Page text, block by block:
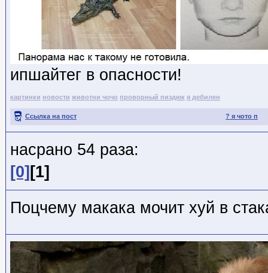
ипшайтег в опасности!
картинки новости животни чочо проворный пиздюк я дебилен
? я чото п
Ссылка на пост
насрано 54 раза:
[0] [1]
Поцчему макака мочит хуй в